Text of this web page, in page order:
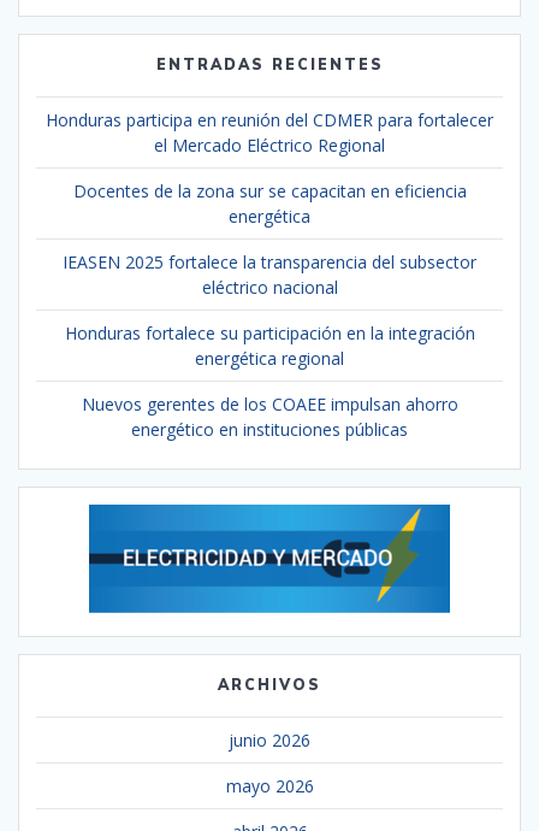
ENTRADAS RECIENTES
Honduras participa en reunión del CDMER para fortalecer
el Mercado Eléctrico Regional
Docentes de la zona sur se capacitan en eficiencia
energética
IEASEN 2025 fortalece la transparencia del subsector
eléctrico nacional
Honduras fortalece su participación en la integración
energética regional
Nuevos gerentes de los COAEE impulsan ahorro
energético en instituciones públicas
ARCHIVOS
junio 2026
mayo 2026